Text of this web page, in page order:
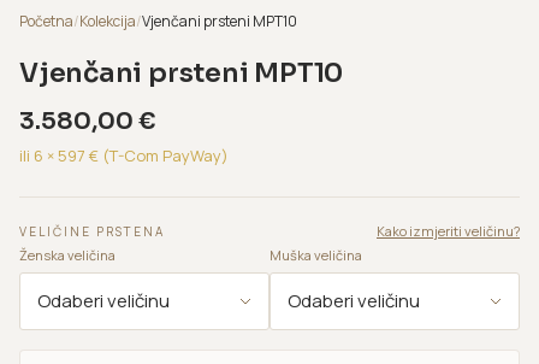
Početna/Kolekcija/Vjenčani prsteni MPT10
Vjenčani prsteni MPT10
3.580,00 €
ili 6 × 597 € (T-Com PayWay)
VELIČINE PRSTENA
Kako izmjeriti veličinu?
Ženska veličina
Muška veličina